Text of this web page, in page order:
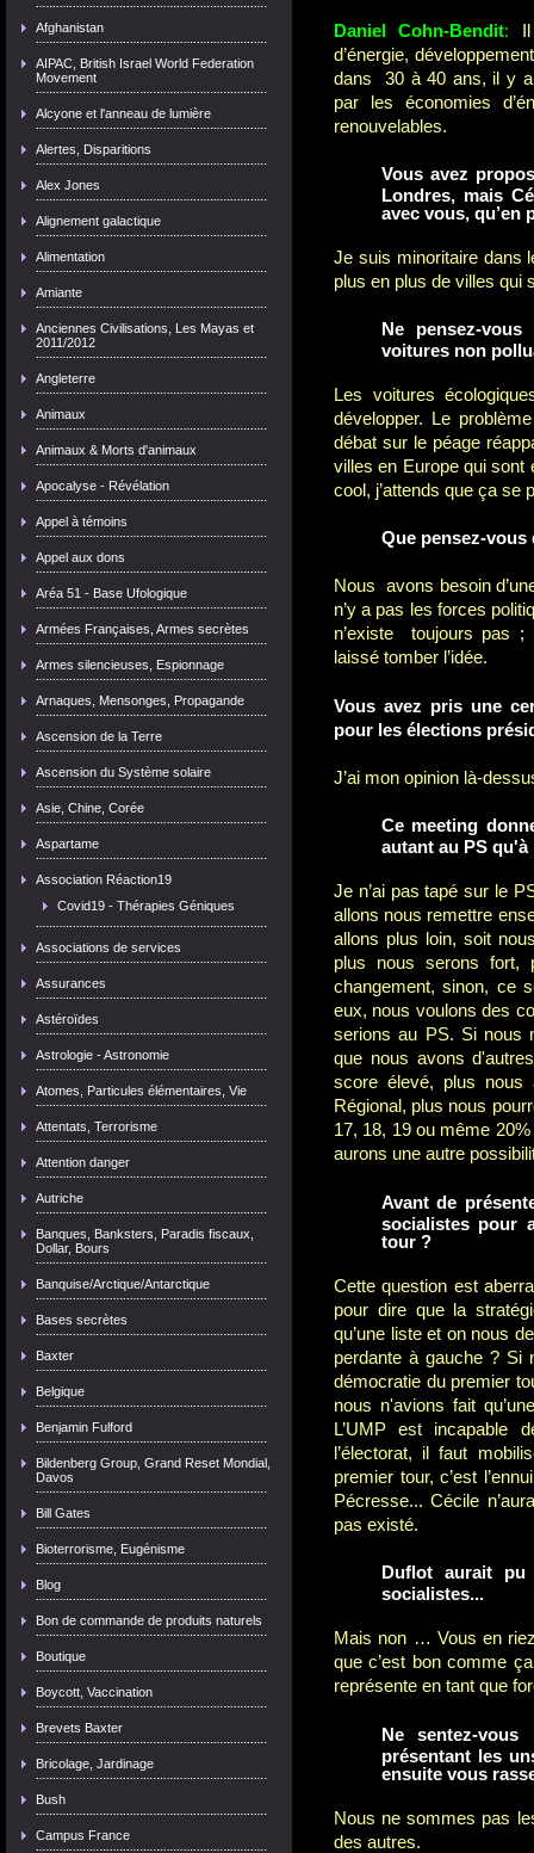
Afghanistan
AIPAC, British Israel World Federation
Movement
Alcyone et l'anneau de lumière
Alertes, Disparitions
Alex Jones
Alignement galactique
Alimentation
Amiante
Anciennes Civilisations, Les Mayas et
2011/2012
Angleterre
Animaux
Animaux & Morts d'animaux
Apocalyse - Révélation
Appel à témoins
Appel aux dons
Aréa 51 - Base Ufologique
Armées Françaises, Armes secrètes
Armes silencieuses, Espionnage
Arnaques, Mensonges, Propagande
Ascension de la Terre
Ascension du Système solaire
Asie, Chine, Corée
Aspartame
Association Réaction19
Covid19 - Thérapies Géniques
Associations de services
Assurances
Astéroïdes
Astrologie - Astronomie
Atomes, Particules élémentaires, Vie
Attentats, Terrorisme
Attention danger
Autriche
Banques, Banksters, Paradis fiscaux,
Dollar, Bours
Banquise/Arctique/Antarctique
Bases secrètes
Baxter
Belgique
Benjamin Fulford
Bildenberg Group, Grand Reset Mondial,
Davos
Bill Gates
Bioterrorisme, Eugénisme
Blog
Bon de commande de produits naturels
Boutique
Boycott, Vaccination
Brevets Baxter
Bricolage, Jardinage
Bush
Campus France
Daniel Cohn-Bendit:
d’énergie,
dans 30 à 40 ans, il y a
par les économies
renouvelables.
Vous avez
Londres, mais
avec vous, qu’en
Je suis minoritaire dans
plus en plus de villes qui
Ne pensez-
voitures non
Les voitures
développer. Le
débat sur le péage
villes en Europe qui sont
cool, j’attends que ça se
Que pensez-vous
Nous avons besoin
n’y a pas les forces
n’existe toujours pas ;
laissé tomber l’idée.
Vous avez pris une
pour les élections
J’ai mon opinion là-
Ce meeting
autant au PS qu'à
Je n’ai pas tapé sur le
allons nous remettre
allons plus loin, soit
plus nous serons fort,
changement, sinon, ce
eux, nous voulons des
serions au PS. Si nous
que nous avons
score élevé, plus nous
Régional, plus nous
17, 18, 19 ou même
aurons une autre
Avant de
socialistes pour
tour ?
Cette question est
pour dire que la
qu’une liste et on nous
perdante à gauche ? Si
démocratie du premier
nous n'avions fait
L’UMP est incapable
l’électorat, il faut
premier tour, c’est
Pécresse... Cécile
pas existé.
Duflot aurait pu
socialistes...
Mais non … Vous en
que c’est bon comme
représente en tant que
Ne sentez-
présentant les
ensuite vous
Nous ne sommes pas
des autres.